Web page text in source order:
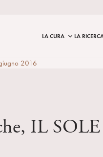
LA CURA LA
2016
IL